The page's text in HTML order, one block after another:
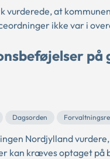
vurderede, at
ikke var i
Dagsorden
Nordjylland
kan kræves optaget på